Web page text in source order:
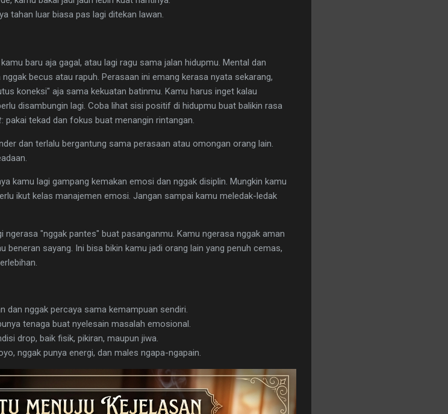
tahan luar biasa pas lagi ditekan lawan.
baru aja gagal, atau lagi ragu sama jalan hidupmu. Mental dan
becus atau rapuh. Perasaan ini emang kerasa nyata sekarang,
koneksi" aja sama kekuatan batinmu. Kamu harus inget kalau
disambungin lagi. Coba lihat sisi positif di hidupmu buat balikin rasa
: pakai tekad dan fokus buat menangin rintangan.
dan terlalu bergantung sama perasaan atau omongan orang lain.
kamu lagi gampang kemakan emosi dan nggak disiplin. Mungkin kamu
ikut kelas manajemen emosi. Jangan sampai kamu meledak-ledak
ngerasa "nggak pantes" buat pasanganmu. Kamu ngerasa nggak aman
beneran sayang. Ini bisa bikin kamu jadi orang lain yang penuh cemas,
dan nggak percaya sama kemampuan sendiri.
tenaga buat nyelesain masalah emosional.
drop, baik fisik, pikiran, maupun jiwa.
nggak punya energi, dan males ngapa-ngapain.